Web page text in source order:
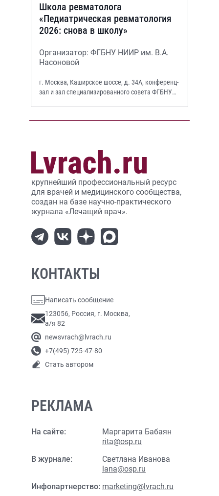
Школа ревматолога
«Педиатрическая ревматология
2026: снова в школу»
Организатор: ФГБНУ НИИР им. В.А.
Насоновой
г. Москва, Каширское шоссе, д. 34А, конференц-
зал и зал специализированного совета ФГБНУ
крупнейший профессиональный ресурс
для врачей и медицинского сообщества,
создан на базе научно-практического
журнала «Лечащий врач».
КОНТАКТЫ
Написать сообщение
123056, Россия, г. Москва,
а/я 82
newsvrach@lvrach.ru
+7(495) 725-47-80
Стать автором
РЕКЛАМА
На сайте:
Маргарита Бабаян
rita@osp.ru
В журнале:
Светлана Иванова
lana@osp.ru
Инфопартнерство: marketing@lvrach.ru